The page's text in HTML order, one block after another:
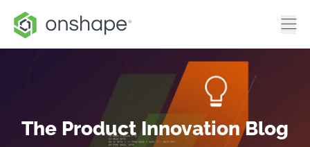
The Product Innovation Blog